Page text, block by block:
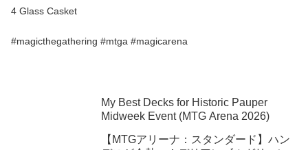
4 Glass Casket
#magicthegathering #mtga #magicarena
My Best Decks for Historic Pauper
Midweek Event (MTG Arena 2026)
【MTGアリーナ：スタンダード】ハン